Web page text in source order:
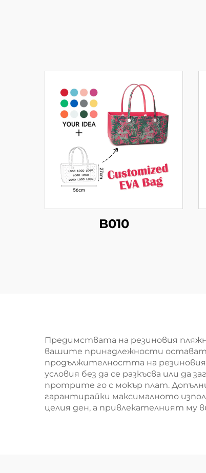
B010
Предимствата на резиновия
вашите принадлежности остават
продължителността на
условия без да се разкъсва или да
протрите го с мокър плат.
гарантирайки максималното
целия ден, а привлекателният му